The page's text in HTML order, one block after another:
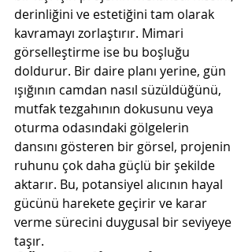
derinliğini ve estetiğini tam olarak
kavramayı zorlaştırır. Mimari
görselleştirme ise bu boşluğu
doldurur. Bir daire planı yerine, gün
ışığının camdan nasıl süzüldüğünü,
mutfak tezgahının dokusunu veya
oturma odasındaki gölgelerin
dansını gösteren bir görsel, projenin
ruhunu çok daha güçlü bir şekilde
aktarır. Bu, potansiyel alıcının hayal
gücünü harekete geçirir ve karar
verme sürecini duygusal bir seviyeye
taşır.